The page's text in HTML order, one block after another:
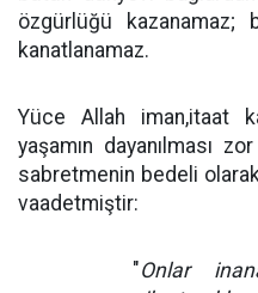
özgürlüğü kazanamaz;
kanatlanamaz.
Yüce Allah iman,itaat
yaşamın dayanılması
sabretmenin bedeli
vaadetmiştir:
"Onlar